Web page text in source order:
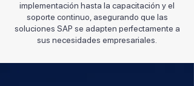
implementación hasta la capacitación y el
soporte continuo, asegurando que las
soluciones SAP se adapten perfectamente a
sus necesidades empresariales.